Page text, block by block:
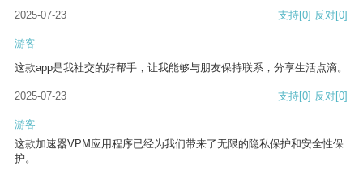
2025-07-23 支持[0] 反对[0]
游客
这款app是我社交的好帮手，让我能够与朋友保持联系，分享生活点滴。
2025-07-23 支持[0] 反对[0]
游客
这款加速器VPM应用程序已经为我们带来了无限的隐私保护和安全性保
护。